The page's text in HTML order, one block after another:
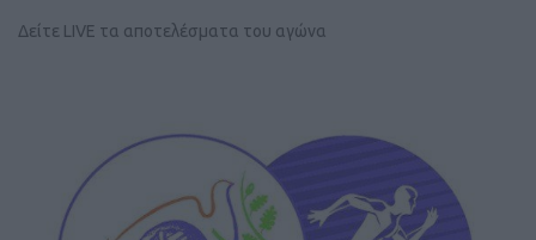
Δείτε LIVE τα αποτελέσματα του αγώνα